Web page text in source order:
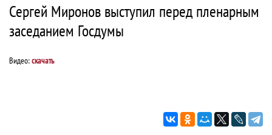
Сергей Миронов выступил перед пленарным
заседанием Госдумы
Видео:скачать